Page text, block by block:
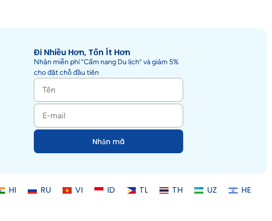
Đi Nhiều Hơn, Tốn Ít Hơn
Nhận miễn phí “Cẩm nang Du lịch” và giảm 5%
cho đặt chỗ đầu tiên
Nhận mã
HI RU VI ID TL TH UZ
HE